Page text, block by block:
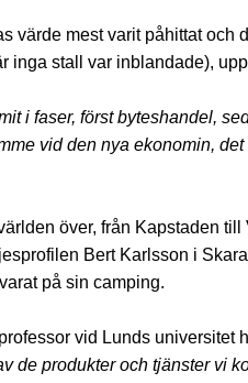
värde mest varit påhittat och
inga stall var inblandade),
i faser, först byteshandel,
vid den nya ekonomin,
över, från Kapstaden
Bert Karlsson i
på sin camping.
vid Lunds universitet
de produkter och tjänster vi